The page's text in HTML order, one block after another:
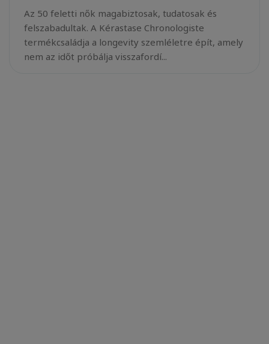
Az 50 feletti nők magabiztosak, tudatosak és
felszabadultak. A Kérastase Chronologiste
termékcsaládja a longevity szemléletre épít, amely
nem az időt próbálja visszafordí...